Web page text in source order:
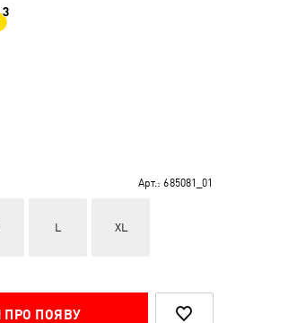
Арт.: 685081_01
L XL
ПРО ПОЯВУ